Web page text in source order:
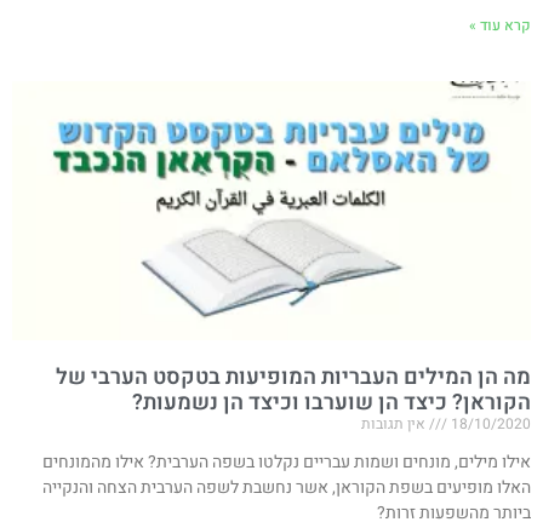
קרא עוד »
מה הן המילים העבריות המופיעות בטקסט הערבי של
הקוראן? כיצד הן שוערבו וכיצד הן נשמעות?
18/10/2020 אין תגובות
אילו מילים, מונחים ושמות עבריים נקלטו בשפה הערבית? אילו מהמונחים
האלו מופיעים בשפת הקוראן, אשר נחשבת לשפה הערבית הצחה והנקייה
ביותר מהשפעות זרות?